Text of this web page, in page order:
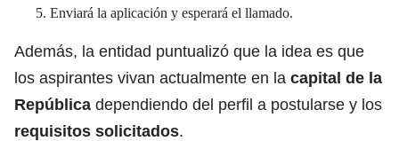
Enviará la aplicación y esperará el llamado.
Además, la entidad puntualizó que la idea es que
los aspirantes vivan actualmente en la capital de la
República dependiendo del perfil a postularse y los
requisitos solicitados.